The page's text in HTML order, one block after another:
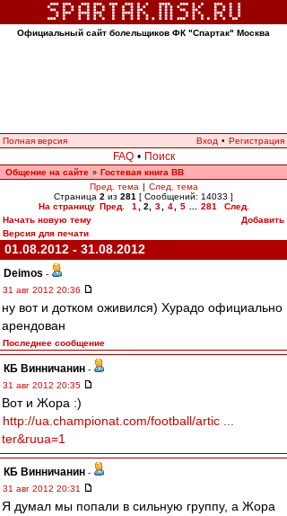
Официальный сайт болельщиков ФК "Спартак" Москва
Полная версия Вход • Регистрация
FAQ • Поиск
Общение на сайте » Гостевая книга ВВ
Пред. тема | След. тема
Страница 2 из 281 [ Сообщений: 14033 ]
На страницу Пред. 1 2 3 4 5 281
След.
Начать новую тему
Добавить
Версия для печати
01.08.2012 - 31.08.2012
Deimos -
31 авг 2012 20:36
ну вот и дотком оживился) Хурадо официально
арендован
Последнее сообщение
КБ Винничанин -
31 авг 2012 20:35
Вот и Жора :)
http://ua.championat.com/football/artic ...
ter&ruua=1
КБ Винничанин -
31 авг 2012 20:31
Я думал мы попали в сильную группу, а Жора